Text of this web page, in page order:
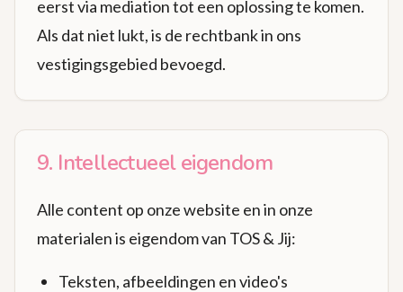
eerst via mediation tot een oplossing te komen.
Als dat niet lukt, is de rechtbank in ons
vestigingsgebied bevoegd.
9. Intellectueel eigendom
Alle content op onze website en in onze
materialen is eigendom van TOS & Jij:
Teksten, afbeeldingen en video's